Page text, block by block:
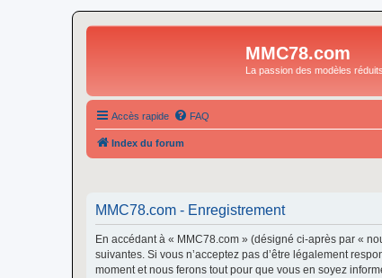
MMC78.com
La passion des modèles
Accès rapide FAQ
Index du forum
MMC78.com - Enregistrement
En accédant à « MMC78.com » (désigné ci-après par «
suivantes. Si vous n’acceptez pas d’être légalement
moment et nous ferons tout pour que vous en soyez